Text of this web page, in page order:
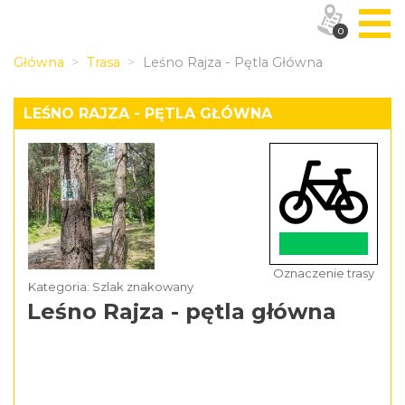
Główna Trasa Leśno Rajza - Pętla Główna
LEŚNO RAJZA - PĘTLA GŁÓWNA
Kategoria: Szlak znakowany
Leśno Rajza - pętla główna
Oznaczenie trasy
0